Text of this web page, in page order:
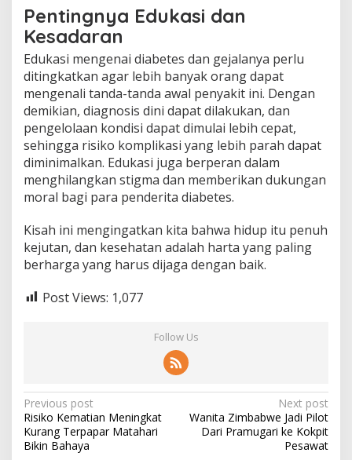
Pentingnya Edukasi dan
Kesadaran
Edukasi mengenai diabetes dan gejalanya perlu
ditingkatkan agar lebih banyak orang dapat
mengenali tanda-tanda awal penyakit ini. Dengan
demikian, diagnosis dini dapat dilakukan, dan
pengelolaan kondisi dapat dimulai lebih cepat,
sehingga risiko komplikasi yang lebih parah dapat
diminimalkan. Edukasi juga berperan dalam
menghilangkan stigma dan memberikan dukungan
moral bagi para penderita diabetes.
Kisah ini mengingatkan kita bahwa hidup itu penuh
kejutan, dan kesehatan adalah harta yang paling
berharga yang harus dijaga dengan baik.
Post Views: 1,077
Follow Us
Post
navigation
Previous post
Risiko Kematian Meningkat
Kurang Terpapar Matahari
Bikin Bahaya
Next post
Wanita Zimbabwe Jadi Pilot
Dari Pramugari ke Kokpit
Pesawat